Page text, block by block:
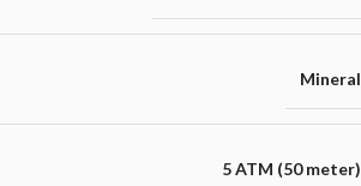
Mineral
5 ATM (50 meter)